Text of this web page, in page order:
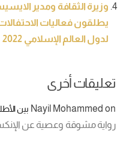
وزيرة الثقافة ومدير
يطلقون فعاليات
لدول العالم الإسلامي 2022
تعليقات أخرى
Nayil Mohammed on بين
رواية مشوقة وعصية عن الإنكسار